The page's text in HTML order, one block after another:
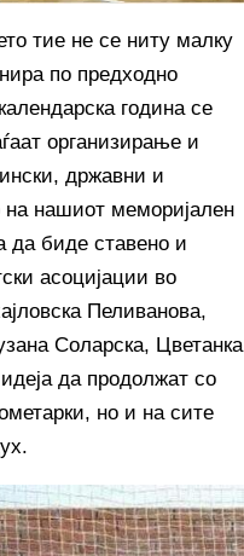
тие не се ниту малку
по предходно
година се
организирање и
државни и
на нашиот меморијален
да биде ставено и
асоцијации во
Пеливанова,
Соларска, Цветанка
да продолжат со
но и на сите